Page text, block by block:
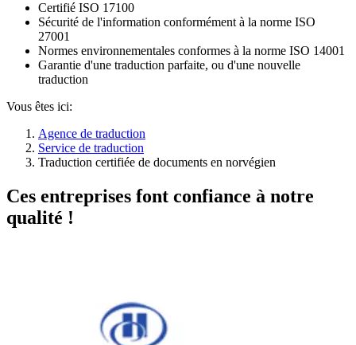
Certifié ISO 17100
Sécurité de l'information conformément à la norme ISO
27001
Normes environnementales conformes à la norme ISO 14001
Garantie d'une traduction parfaite, ou d'une nouvelle
traduction
Vous êtes ici:
Agence de traduction
Service de traduction
Traduction certifiée de documents en norvégien
Ces entreprises font confiance à notre
qualité !